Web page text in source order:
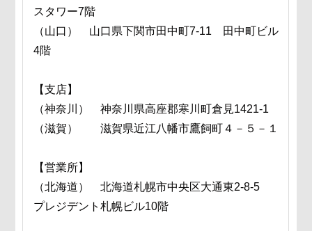
スタワー7階
（山口） 山口県下関市田中町7-11 田中町ビル
4階
【支店】
（神奈川） 神奈川県高座郡寒川町倉見1421-1
（滋賀） 滋賀県近江八幡市鷹飼町４－５－１
【営業所】
（北海道） 北海道札幌市中央区大通東2-8-5
プレジデント札幌ビル10階